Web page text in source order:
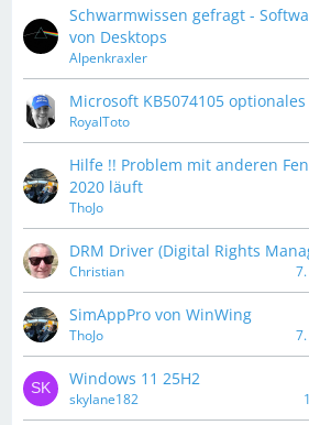
Schwarmwissen gefragt -
von Desktops
Alpenkraxler
Microsoft KB5074105
RoyalToto
Hilfe !! Problem mit anderen
2020 läuft
ThoJo
DRM Driver (Digital Rights
Christian
SimAppPro von WinWing
ThoJo
Windows 11 25H2
skylane182